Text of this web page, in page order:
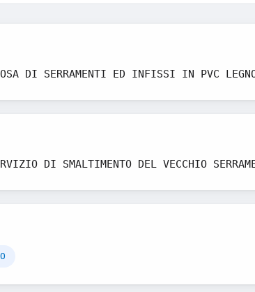
DI SERRAMENTI ED INFISSI IN PVC
DI SMALTIMENTO DEL VECCHIO